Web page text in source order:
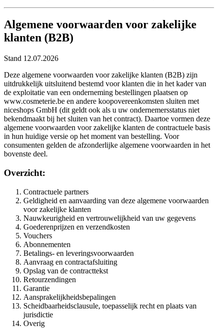
Algemene voorwaarden voor zakelijke
klanten (B2B)
Stand 12.07.2026
Deze algemene voorwaarden voor zakelijke klanten (B2B) zijn
uitdrukkelijk uitsluitend bestemd voor klanten die in het kader van
de exploitatie van een onderneming bestellingen plaatsen op
www.cosmeterie.be en andere koopovereenkomsten sluiten met
niceshops GmbH (dit geldt ook als u uw ondernemersstatus niet
bekendmaakt bij het sluiten van het contract). Daartoe vormen deze
algemene voorwaarden voor zakelijke klanten de contractuele basis
in hun huidige versie op het moment van bestelling. Voor
consumenten gelden de afzonderlijke algemene voorwaarden in het
bovenste deel.
Overzicht:
Contractuele partners
Geldigheid en aanvaarding van deze algemene voorwaarden
voor zakelijke klanten
Nauwkeurigheid en vertrouwelijkheid van uw gegevens
Goederenprijzen en verzendkosten
Vouchers
Abonnementen
Betalings- en leveringsvoorwaarden
Aanvraag en contractafsluiting
Opslag van de contracttekst
Retourzendingen
Garantie
Aansprakelijkheidsbepalingen
Scheidbaarheidsclausule, toepasselijk recht en plaats van
jurisdictie
Overig